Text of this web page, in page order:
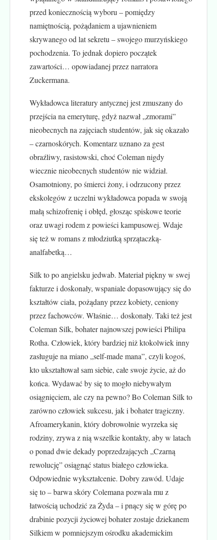
przed koniecznością wyboru – pomiędzy
namiętnością, pożądaniem a ujawnieniem
skrywanego od lat sekretu – swojego murzyńskiego
pochodzenia. To jednak dopiero początek
zawartości… opowiadanej przez narratora
Zuckermana.
Wykładowca literatury antycznej jest zmuszany do
przejścia na emeryturę, gdyż nazwał „zmorami”
nieobecnych na zajęciach studentów, jak się okazało
– czarnoskórych. Komentarz uznano za gest
obraźliwy, rasistowski, choć Coleman nigdy
wiecznie nieobecnych studentów nie widział.
Osamotniony, po śmierci żony, i odrzucony przez
ekskolegów z uczelni wykładowca popada w swoją
małą schizofrenię i obłęd, głosząc spiskowe teorie
oraz uwagi rodem z powieści kampusowej. Wdaje
się też w romans z młodziutką sprzątaczką-
analfabetką…
Silk to po angielsku jedwab. Materiał piękny w swej
fakturze i doskonały, wspaniale dopasowujący się do
kształtów ciała, pożądany przez kobiety, ceniony
przez fachowców. Właśnie… doskonały. Taki też jest
Coleman Silk, bohater najnowszej powieści Philipa
Rotha. Człowiek, który bardziej niż ktokolwiek inny
zasługuje na miano „self-made mana”, czyli kogoś,
kto ukształtował sam siebie, całe swoje życie, aż do
końca. Wydawać by się to mogło niebywałym
osiągnięciem, ale czy na pewno? Bo Coleman Silk to
zarówno człowiek sukcesu, jak i bohater tragiczny.
Afroamerykanin, który dobrowolnie wyrzeka się
rodziny, zrywa z nią wszelkie kontakty, aby w latach
o ponad dwie dekady poprzedzających „Czarną
rewolucję” osiągnąć status białego człowieka.
Odpowiednie wykształcenie. Dobry zawód. Udaje
się to – barwa skóry Colemana pozwala mu z
łatwością uchodzić za Żyda – i pnący się w górę po
drabinie pozycji życiowej bohater zostaje dziekanem
Silkiem w pomniejszym ośrodku akademickim